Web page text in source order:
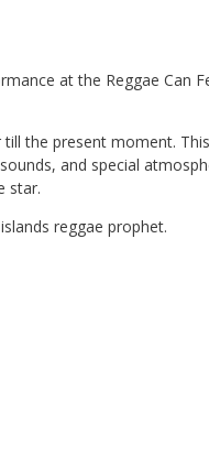
at the Reggae Can
the present moment.
and special
star.
reggae prophet.